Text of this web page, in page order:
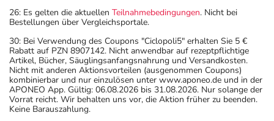
26: Es gelten die aktuellen Teilnahmebedingungen. Nicht bei
Bestellungen über Vergleichsportale.
30: Bei Verwendung des Coupons "Ciclopoli5" erhalten Sie 5 €
Rabatt auf PZN 8907142. Nicht anwendbar auf rezeptpflichtige
Artikel, Bücher, Säuglingsanfangsnahrung und Versandkosten.
Nicht mit anderen Aktionsvorteilen (ausgenommen Coupons)
kombinierbar und nur einzulösen unter www.aponeo.de und in der
APONEO App. Gültig: 06.08.2026 bis 31.08.2026. Nur solange der
Vorrat reicht. Wir behalten uns vor, die Aktion früher zu beenden.
Keine Barauszahlung.